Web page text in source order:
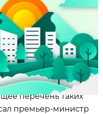
перечень таких
премьер-министр